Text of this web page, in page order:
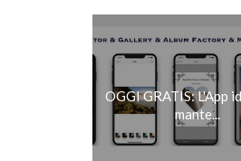
OGGI GRATIS: L'App
mante...